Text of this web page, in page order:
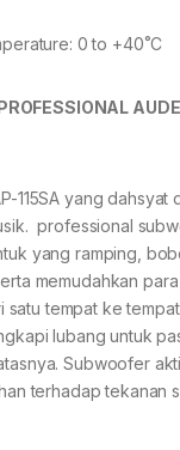
0 to +40˚C
115SA yang dahsyat
professional
yang ramping,
memudahkan
satu tempat ke
lubang untuk
Subwoofer
terhadap tekanan